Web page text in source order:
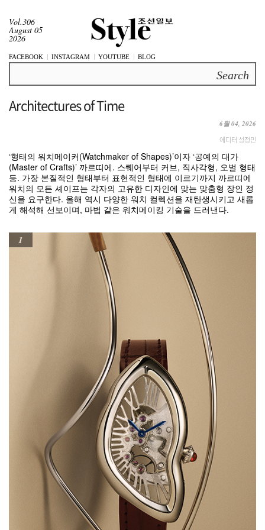
Vol.306
August 05
2026
FACEBOOK INSTAGRAM YOUTUBE BLOG
Architectures of Time
6월 04, 2026
에디터 성정민
‘형태의 워치메이커(Watchmaker of Shapes)’이자 ‘공예의 대가
(Master of Crafts)’ 까르띠에. 스퀘어부터 커브, 직사각형, 오벌 형태
등. 가장 본질적인 형태부터 표현적인 형태에 이르기까지 까르띠에
워치의 모든 셰이프는 각자의 고유한 디자인에 맞는 맞춤형 장인 정
신을 요구한다. 올해 역시 다양한 워치 컬렉션을 재탄생시키고 새롭
게 해석해 선보이며, 마법 같은 워치메이킹 기술을 드러낸다.
1